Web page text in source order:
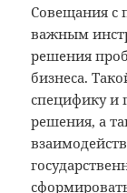
Совещания с
важным
решения
бизнеса.
специфику и
решения, а